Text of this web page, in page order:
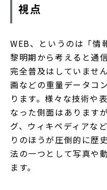
視点
WEB、というのは「情
黎明期から考えると通
完全普及はしていませ
画などの重量データコ
ります。様々な技術や
なった側面はあります
グ、ウィキペディアな
りのほうが圧倒的に歴
法の一つとして写真や
ます。